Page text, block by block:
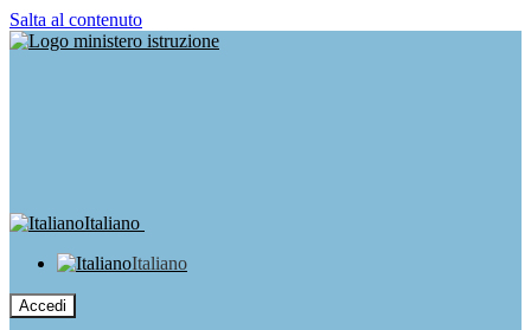
Salta al contenuto
Italiano
Italiano
Accedi